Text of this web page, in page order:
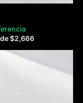
$2,666